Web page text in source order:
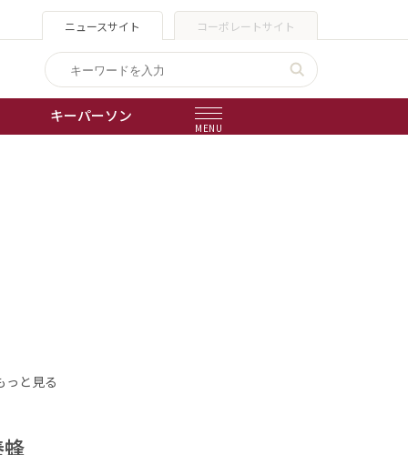
ニュースサイト コーポレートサイト
キーパーソン
MENU
っと見る